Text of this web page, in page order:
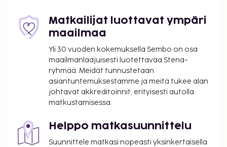
palveluihin kuuluu lahjatavaraliikkeitä/lehtikioskeja,
hääpalvelut ja takka aulassa. Majoituspaikan
Halutessasi käytössäsi on myös huonepalvelu
(rajoitettuina aikoina). Maksullinen buffetaamiainen
tarjotaan päivittäin klo 6.30–10.00.
Majoituspaikka veloittaa seuraavat paikan päällä
suoritettavat maksut. Maksuihin saattaa sisältyä
sovellettavat verot:
Kaupungin perimä vero: 800 ISK per majoitustila
Matkailijat luottavat ympäri
maailmaa
Yli 30 vuoden kokemuksella Sembo on osa
maailmanlaajuisesti luotettavaa Stena-
ryhmää. Meidät tunnustetaan
asiantuntemuksestamme ja meitä tukee alan
johtavat akkreditoinnit, erityisesti autolla
matkustamisessa.
Helppo matkasuunnittelu
Suunnittele matkasi nopeasti yksinkertaisella